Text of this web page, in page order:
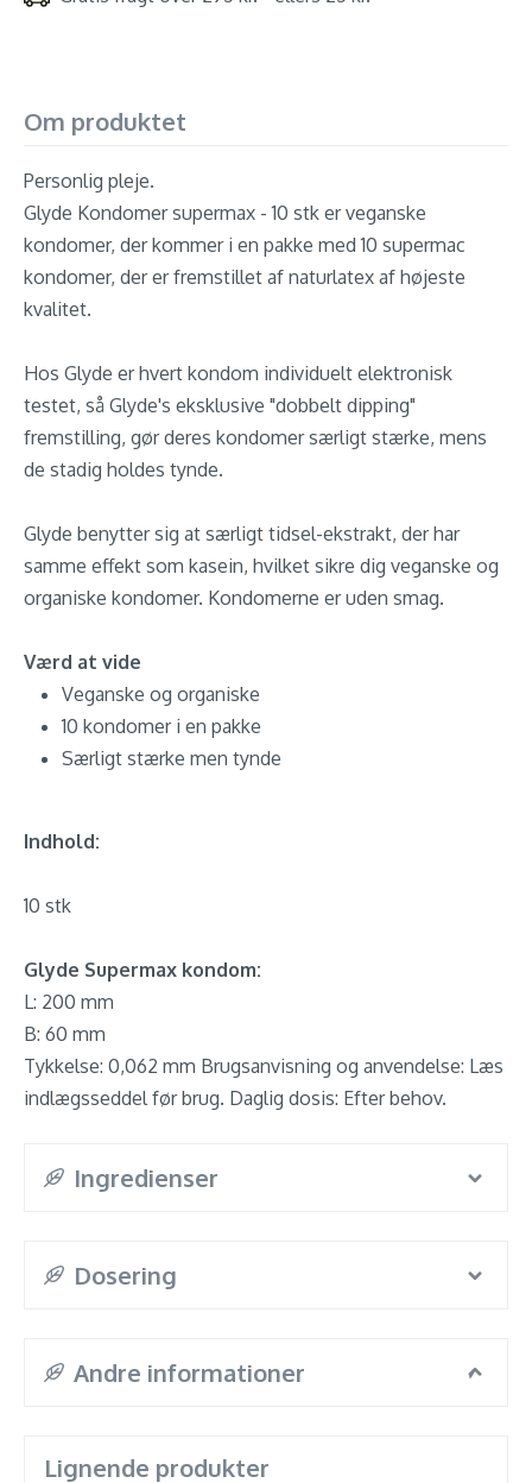
Om produktet
Personlig pleje.
Glyde Kondomer supermax - 10 stk er veganske
kondomer, der kommer i en pakke med 10 supermac
kondomer, der er fremstillet af naturlatex af højeste
kvalitet.
Hos Glyde er hvert kondom individuelt elektronisk
testet, så Glyde's eksklusive "dobbelt dipping"
fremstilling, gør deres kondomer særligt stærke, mens
de stadig holdes tynde.
Glyde benytter sig at særligt tidsel-ekstrakt, der har
samme effekt som kasein, hvilket sikre dig veganske og
organiske kondomer. Kondomerne er uden smag.
Værd at vide
Veganske og organiske
10 kondomer i en pakke
Særligt stærke men tynde
Indhold:
10 stk
Glyde Supermax kondom:
L: 200 mm
B: 60 mm
Tykkelse: 0,062 mm Brugsanvisning og anvendelse: Læs
indlægsseddel før brug. Daglig dosis: Efter behov.
Ingredienser
Dosering
Andre informationer
Lignende produkter